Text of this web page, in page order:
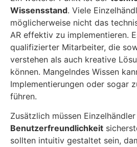
Wissensstand. Viele
möglicherweise nicht das
AR effektiv zu implementieren.
qualifizierter Mitarbeiter, die
verstehen als auch kreative
können. Mangelndes Wissen
Implementierungen oder sogar
führen.
Zusätzlich müssen
Benutzerfreundlichkeit
sollten intuitiv gestaltet sein,